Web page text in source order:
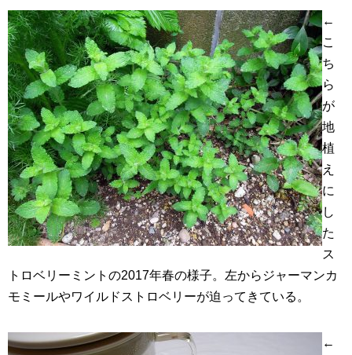
←
こ
ち
ら
が
地
植
え
に
し
た
ス
トロベリーミントの2017年春の様子。左からジャーマンカ
モミールやワイルドストロベリーが迫ってきている。
←